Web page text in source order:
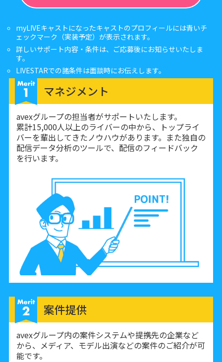
myLIVEキャストになったキャストのプロフィールには青いチ
ェックマーク（実装予定）が表示されます。
詳しいサポート内容・条件は、ご応募後にお知らせいたしま
す。
LIVESTARでの諸条件は面談時にお伝えします。
マネジメント
avexグループの担当者がサポートいたします。
累計15,000人以上のライバーの中から、トップライ
バーを輩出してきたノウハウがあります。また独自の
配信データ分析のツールで、配信のフィードバック
を行います。
案件提供
avexグループ内の案件システムや提携先の企業など
から、メディア、モデル出演などの案件のご紹介が可
能です。